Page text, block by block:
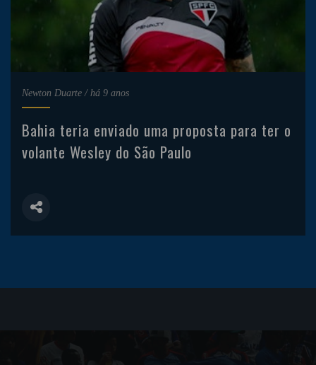
Newton Duarte / há 9 anos
Bahia teria enviado uma proposta para ter o
volante Wesley do São Paulo